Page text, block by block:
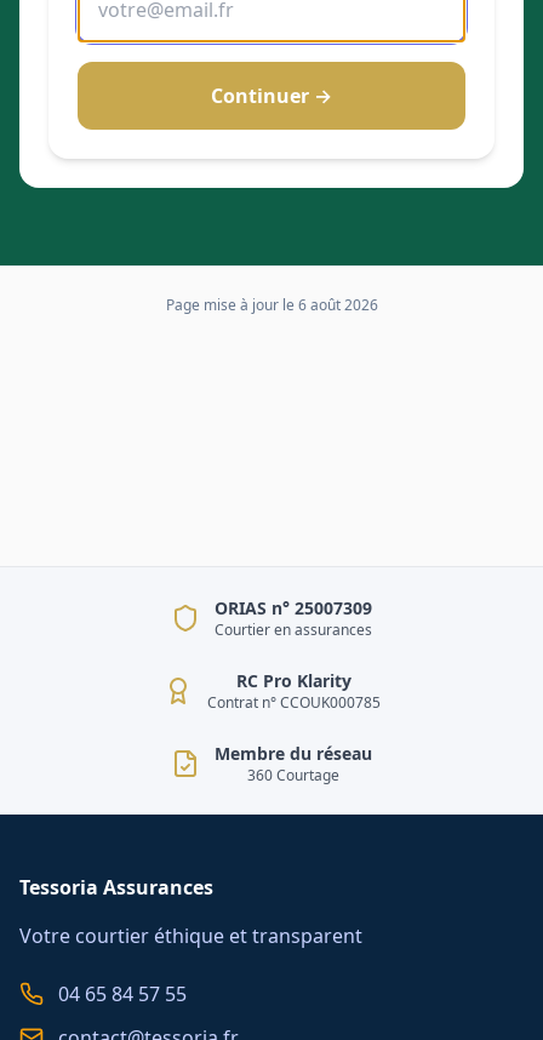
Continuer →
Page mise à jour le 6 août 2026
ORIAS n° 25007309
Courtier en assurances
RC Pro Klarity
Contrat n° CCOUK000785
Membre du réseau
360 Courtage
Tessoria Assurances
Votre courtier éthique et transparent
04 65 84 57 55